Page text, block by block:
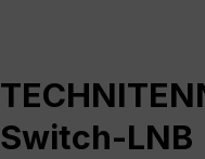
Switch-LNB